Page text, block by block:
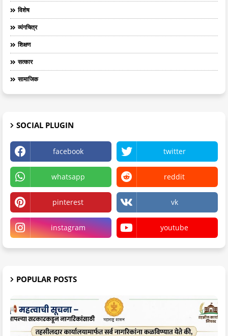
विशेष
व्यंगचित्र
शिक्षण
सत्कार
सामाजिक
SOCIAL PLUGIN
facebook twitter
whatsapp reddit
pinterest vk
instagram youtube
POPULAR POSTS